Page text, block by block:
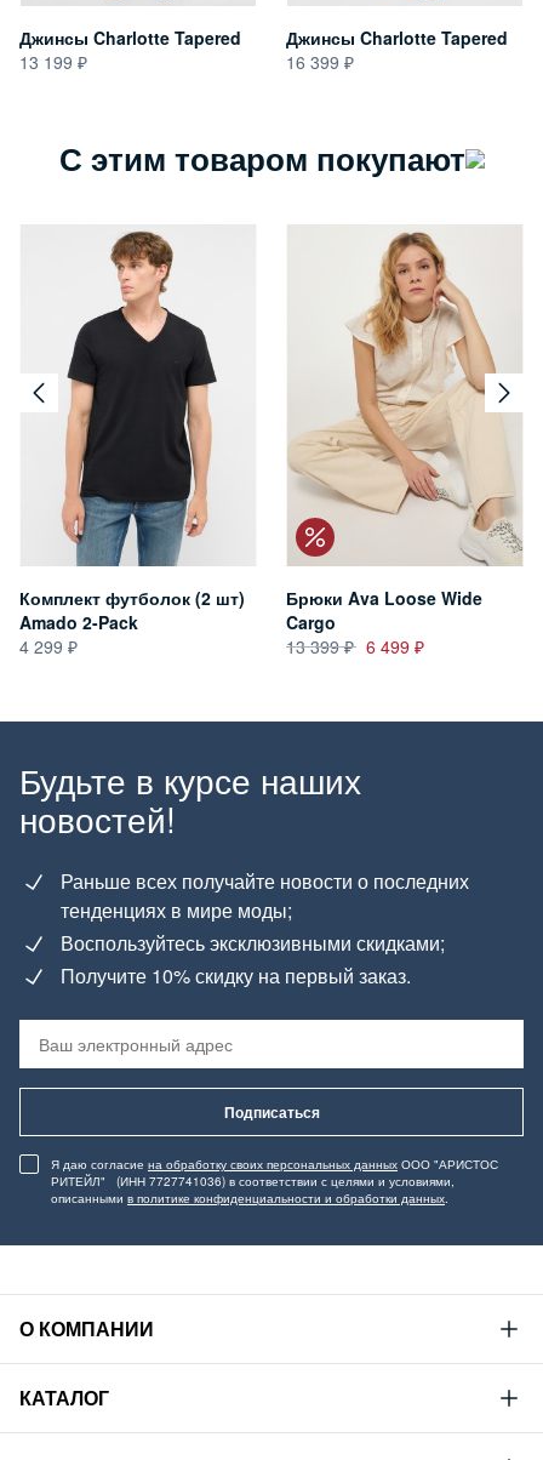
Джинсы Charlotte Tapered
13 199
Джинсы Charlotte Tapered
16 399
С этим товаром покупают
Комплект футболок (2 шт)
Amado 2-Pack
4 299
Брюки Ava Loose Wide
Cargo
13 399
6 499
Будьте в курсе наших
новостей!
Раньше всех получайте новости о последних
тенденциях в мире моды;
Воспользуйтесь эксклюзивными скидками;
Получите 10% скидку на первый заказ.
Подписаться
Я даю согласие на обработку своих персональных данных ООО "АРИСТОС
РИТЕЙЛ" (ИНН 7727741036) в соответствии с целями и условиями,
описанными в политике конфиденциальности и обработки данных
О КОМПАНИИ
Mustang
Философия
КАТАЛОГ